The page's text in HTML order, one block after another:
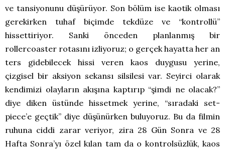
ve tansiyonunu düşürüyor. Son bölüm ise kaotik olması
gerekirken tuhaf biçimde tekdüze ve “kontrollü”
hissettiriyor. Sanki önceden planlanmış bir
rollercoaster rotasını izliyoruz; o gerçek hayatta her an
ters gidebilecek hissi veren kaos duygusu yerine,
çizgisel bir aksiyon sekansı silsilesi var. Seyirci olarak
kendimizi olayların akışına kaptırıp “şimdi ne olacak?”
diye diken üstünde hissetmek yerine, “sıradaki set-
piece’e geçtik” diye düşünürken buluyoruz. Bu da filmin
ruhuna ciddi zarar veriyor, zira 28 Gün Sonra ve 28
Hafta Sonra’yı özel kılan tam da o kontrolsüzlük, kaos